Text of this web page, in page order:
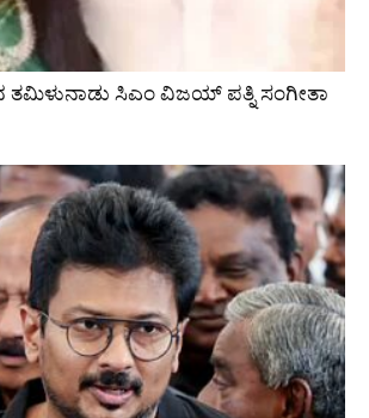
ತಮಿಳುನಾಡು ಸಿಎಂ ವಿಜಯ್‌ ಪತ್ನಿ ಸಂಗೀತಾ